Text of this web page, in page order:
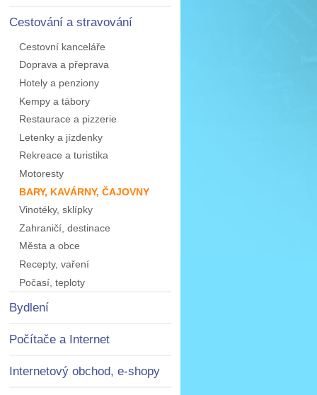
Cestování a stravování
Cestovní kanceláře
Doprava a přeprava
Hotely a penziony
Kempy a tábory
Restaurace a pizzerie
Letenky a jízdenky
Rekreace a turistika
Motoresty
BARY, KAVÁRNY, ČAJOVNY
Vinotéky, sklípky
Zahraničí, destinace
Města a obce
Recepty, vaření
Počasí, teploty
Bydlení
Počítače a Internet
Internetový obchod, e-shopy